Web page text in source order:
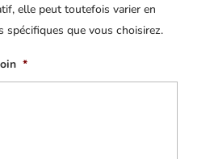
elle peut toutefois varier en
que vous choisirez.
*